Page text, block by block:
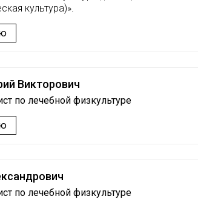
культура)».
Викторович
по лечебной физкультуре
по лечебной физкультуре